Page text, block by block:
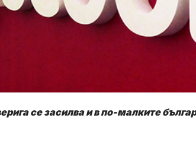
се засилва и в по-малките